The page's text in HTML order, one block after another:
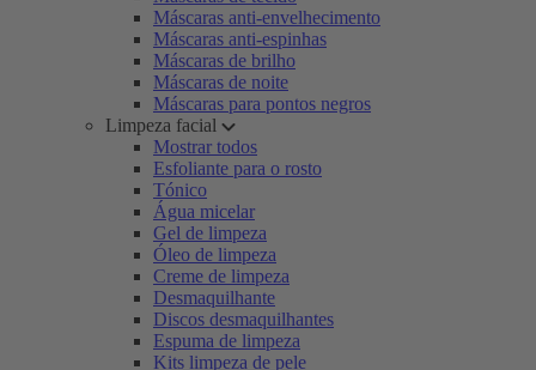
Máscaras anti-envelhecimento
Máscaras anti-espinhas
Máscaras de brilho
Máscaras de noite
Máscaras para pontos negros
Limpeza facial
Mostrar todos
Esfoliante para o rosto
Tónico
Água micelar
Gel de limpeza
Óleo de limpeza
Creme de limpeza
Desmaquilhante
Discos desmaquilhantes
Espuma de limpeza
Kits limpeza de pele